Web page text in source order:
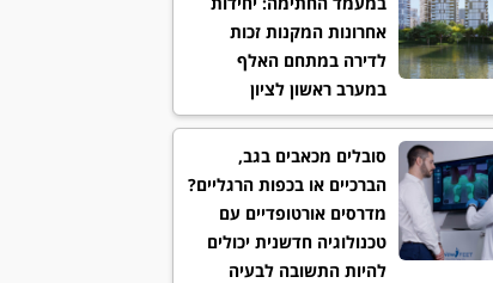
אחרונות המקנות זכות
לדירה במתחם האלף
במערב ראשון לציון
סובלים מכאבים בגב,
הברכיים או בכפות הרגליים?
מדרסים אורטופדיים עם
טכנולוגיה חדשנית יכולים
להיות התשובה לבעיה